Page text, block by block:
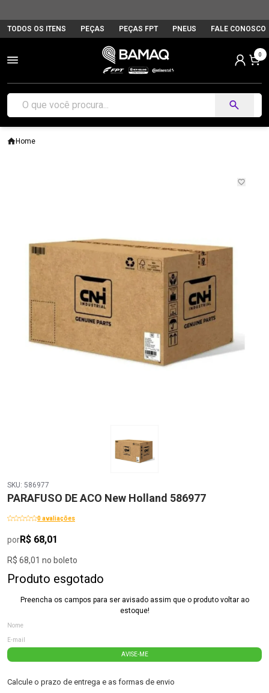
TODOS OS ITENS PEÇAS PEÇAS FPT PNEUS FALE CONOSCO
0
Home
SKU: 586977
PARAFUSO DE ACO New Holland 586977
0 avaliações
porR$ 68,01
R$ 68,01 no boleto
Produto esgotado
Preencha os campos para ser avisado assim que o produto voltar ao
estoque!
AVISE-ME
Calcule o prazo de entrega e as formas de envio